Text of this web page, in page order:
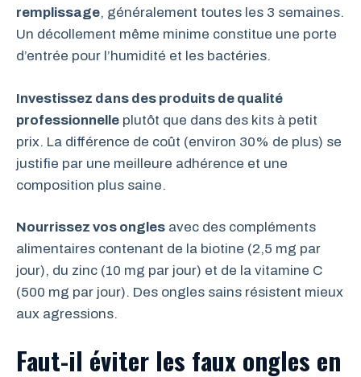
remplissage, généralement toutes les 3 semaines.
Un décollement même minime constitue une porte
d’entrée pour l’humidité et les bactéries.
Investissez dans des produits de qualité
professionnelle plutôt que dans des kits à petit
prix. La différence de coût (environ 30% de plus) se
justifie par une meilleure adhérence et une
composition plus saine.
Nourrissez vos ongles avec des compléments
alimentaires contenant de la biotine (2,5 mg par
jour), du zinc (10 mg par jour) et de la vitamine C
(500 mg par jour). Des ongles sains résistent mieux
aux agressions.
Faut-il éviter les faux ongles en